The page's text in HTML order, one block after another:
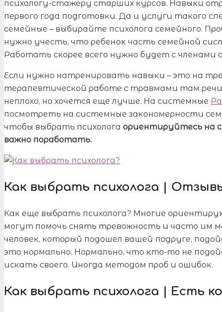
психологу-стажеру старших курсов. Навыки
первого года подготовки. Да и услуги такого
семейные – выбирайте психолога семейного.
нужно учесть, что ребенок часть семейной
Работать скорее всего нужно будет с членами
Если нужно натренировать навыки – это на
терапевтической работе с травмами там
неплохо, но хочется еще лучше. На системные
посмотреть на системные закономерности
чтобы выбрать психолога ориентируйтесь на
важно поработать.
Как выбрать психолога |
Как еще выбрать психолога? Многие
могут помочь снять тревожность и часто им
человек, который подошел вашей подруге,
это нормально. Нормально, что кто-то не
искать своего. Иногда методом проб и ошибок.
Как выбрать психолога | Есть